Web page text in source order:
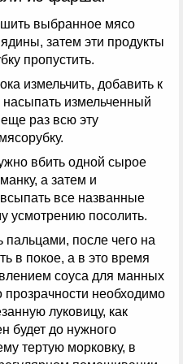
выбранное мясо
затем эти продукты
пропустить.
измельчить, добавить к
измельченный
раз всю эту
вбить одной сырое
а затем и
все названные
усмотрению посолить.
после чего на
в покое, а в это время
соуса для манных
прозрачности необходимо
луковицу, как
будет до нужного
тертую морковку, в